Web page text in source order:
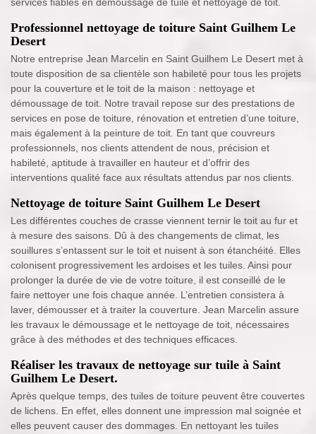
Professionnel nettoyage de toiture Saint Guilhem Le
Desert
Notre entreprise Jean Marcelin en Saint Guilhem Le Desert met à
toute disposition de sa clientèle son habileté pour tous les projets
pour la couverture et le toit de la maison : nettoyage et
démoussage de toit. Notre travail repose sur des prestations de
services en pose de toiture, rénovation et entretien d’une toiture,
mais également à la peinture de toit. En tant que couvreurs
professionnels, nos clients attendent de nous, précision et
habileté, aptitude à travailler en hauteur et d’offrir des
interventions qualité face aux résultats attendus par nos clients.
Nettoyage de toiture Saint Guilhem Le Desert
Les différentes couches de crasse viennent ternir le toit au fur et
à mesure des saisons. Dû à des changements de climat, les
souillures s’entassent sur le toit et nuisent à son étanchéité. Elles
colonisent progressivement les ardoises et les tuiles. Ainsi pour
prolonger la durée de vie de votre toiture, il est conseillé de le
faire nettoyer une fois chaque année. L’entretien consistera à
laver, démousser et à traiter la couverture. Jean Marcelin assure
les travaux le démoussage et le nettoyage de toit, nécessaires
grâce à des méthodes et des techniques efficaces.
Réaliser les travaux de nettoyage sur tuile à Saint
Guilhem Le Desert.
Après quelque temps, des tuiles de toiture peuvent être couvertes
de lichens. En effet, elles donnent une impression mal soignée et
elles peuvent causer des dommages. En nettoyant les tuiles